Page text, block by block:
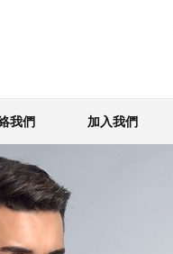
我們 加入我們